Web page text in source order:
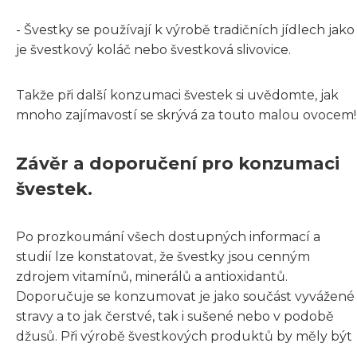
- Švestky se používají k výrobě tradičních jídlech jako
je švestkový koláč nebo švestková slivovice.
Takže při další konzumaci švestek si uvědomte, jak
mnoho zajímavostí se skrývá za touto malou ovocem!
Závěr a doporučení pro konzumaci
švestek.
Po prozkoumání všech dostupných informací a
studií lze konstatovat, že švestky jsou cenným
zdrojem vitamínů, minerálů a antioxidantů.
Doporučuje se konzumovat je jako součást vyvážené
stravy a to jak čerstvé, tak i sušené nebo v podobě
džusů. Při výrobě švestkových produktů by měly být